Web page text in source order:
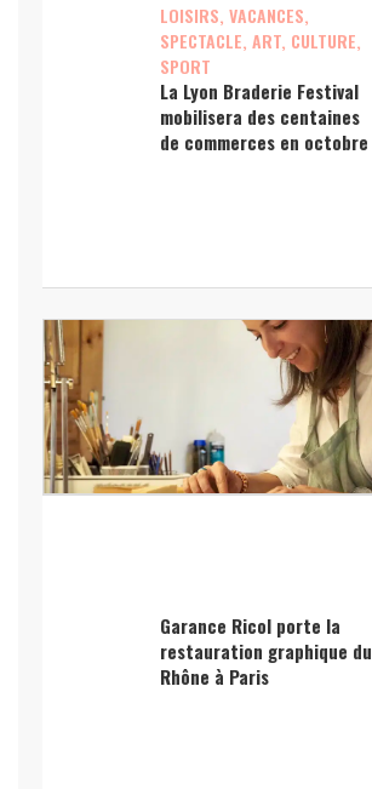
LOISIRS, VACANCES,
SPECTACLE, ART, CULTURE,
SPORT
La Lyon Braderie Festival
mobilisera des centaines
de commerces en octobre
Garance Ricol porte la
restauration graphique du
Rhône à Paris